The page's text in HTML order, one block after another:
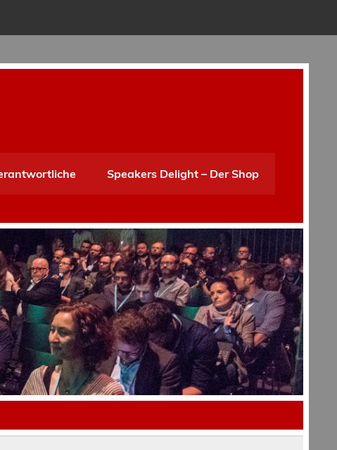
Speakers Delight – Der Shop